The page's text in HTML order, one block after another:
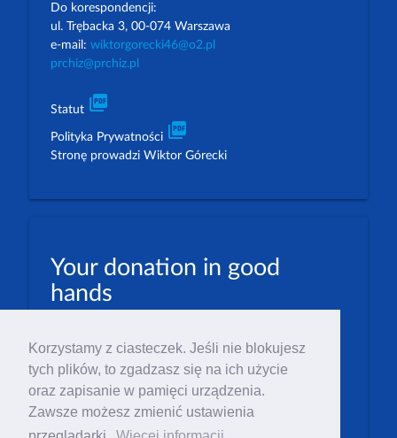
Korzystamy z ciasteczek. Jeśli nie blokujesz
tych plików, to zgadzasz się na ich użycie
oraz zapisanie w pamięci urządzenia.
Zawsze możesz zmienić ustawienia
Do korespondencji:
ul. Trębacka 3, 00-074 Warszawa
e-mail: wiktorgorecki46@o2.pl
prchiz@prchiz.pl
Statut picture_as_pdf
Polityka Prywatności picture_as_pdf
Stronę prowadzi Wiktor Górecki
Your donation in good
hands
EUR: 23 1600 1462 1884 8633 6000 0004
Numer IBAN: PL23 1 600 1462 1884 8633 6000
0004
Numer BIC/SWIFT: PPABPLPK